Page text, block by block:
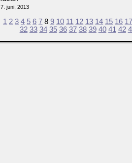
7. juni, 2013
1 2 3 4 5 6 7 89 10 11 12 13 14 15 16
32 33 34 35 36 37 38 39 40 41 42